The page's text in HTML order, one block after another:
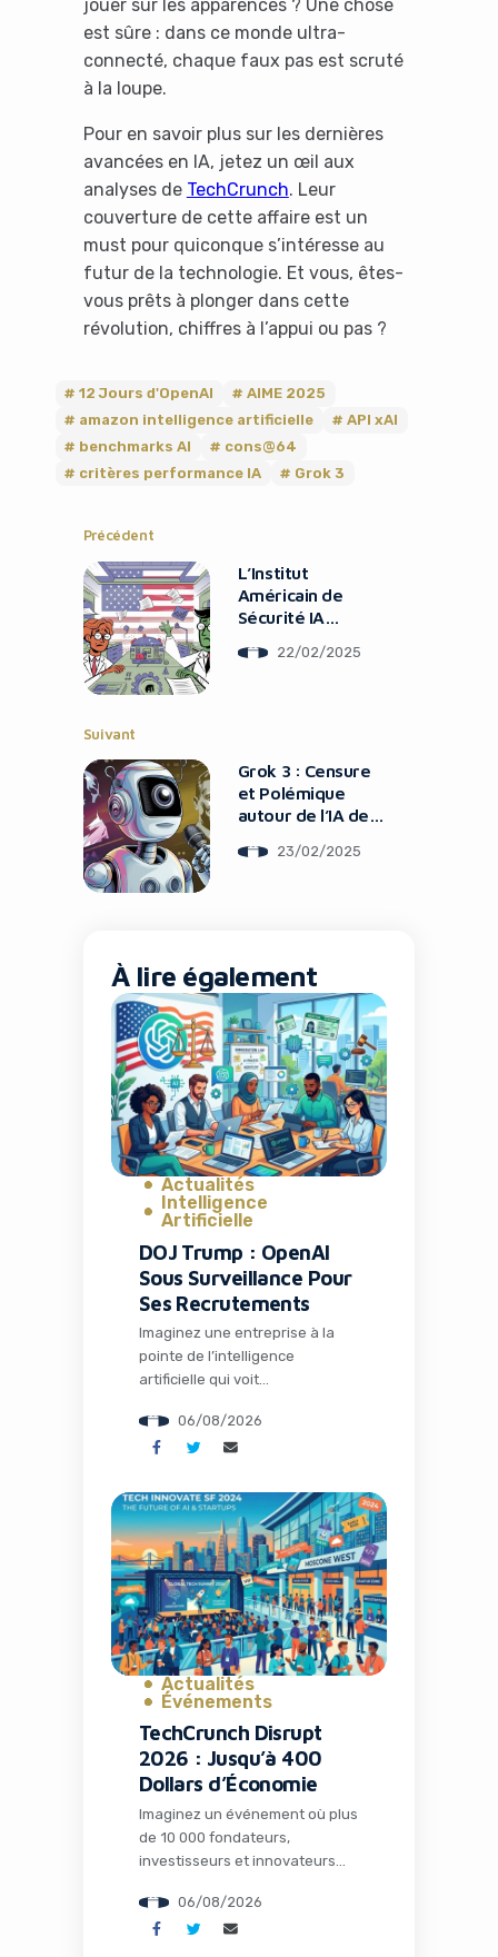
jouer sur les apparences ? Une chose
est sûre : dans ce monde ultra-
connecté, chaque faux pas est scruté
à la loupe.
Pour en savoir plus sur les dernières
avancées en IA, jetez un œil aux
analyses de TechCrunch. Leur
couverture de cette affaire est un
must pour quiconque s’intéresse au
futur de la technologie. Et vous, êtes-
vous prêts à plonger dans cette
révolution, chiffres à l’appui ou pas ?
12 Jours d'OpenAI
AIME 2025
amazon intelligence artificielle
API xAI
benchmarks AI
cons@64
critères performance IA
Grok 3
Précédent
L’Institut
Américain de
Sécurité IA
Coupes22/02/2025
Suivant
Grok 3 : Censure
et Polémique
autour de l’IA de
23/02/2025
À lire également
Actualités
Intelligence
Artificielle
DOJ Trump : OpenAI
Sous Surveillance Pour
Ses Recrutements
Imaginez une entreprise à la
pointe de l’intelligence
artificielle qui voit
recrutement scrutées au plus
haut niveau par le
exactement ce qui arrive à
OpenAI en ce mois d’août 2026.
Le Department of Justice (DOJ)
sous l’administration Trump a
annoncé une surveillance de
trois ans sur les processus […]
06/08/2026
Actualités
Événements
TechCrunch Disrupt
2026 : Jusqu’à 400
Dollars d’Économie
Imaginez un événement où plus
de 10 000 fondateurs,
investisseurs et innovateurs
transformer des idées en
momentum concret. C’est
06/08/2026